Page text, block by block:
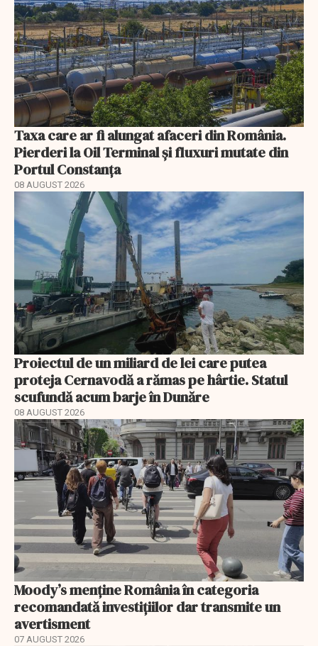
Taxa care ar fi alungat afaceri din România.
Pierderi la Oil Terminal și fluxuri mutate din
Portul Constanța
08 AUGUST 2026
Proiectul de un miliard de lei care putea
proteja Cernavodă a rămas pe hârtie. Statul
scufundă acum barje în Dunăre
08 AUGUST 2026
Moody’s menține România în categoria
recomandată investițiilor dar transmite un
avertisment
07 AUGUST 2026